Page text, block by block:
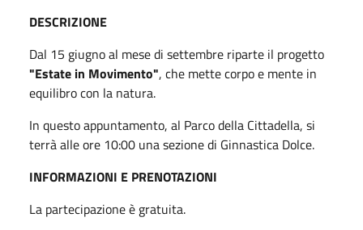
DESCRIZIONE
Dal 15 giugno al mese di settembre riparte il progetto
"Estate in Movimento", che mette corpo e mente in
equilibro con la natura.
In questo appuntamento, al Parco della Cittadella, si
terrà alle ore 10:00 una sezione di Ginnastica Dolce.
INFORMAZIONI E PRENOTAZIONI
La partecipazione è gratuita.